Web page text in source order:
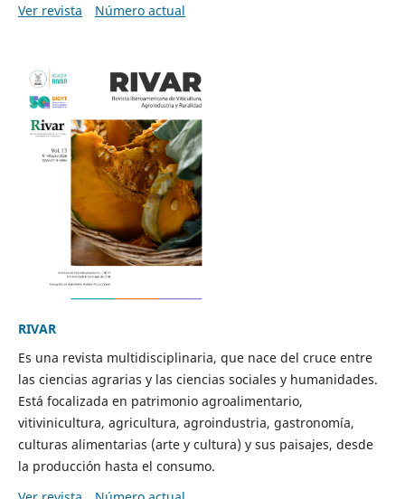
Ver revista
Número actual
RIVAR
Es una revista multidisciplinaria, que nace del cruce entre
las ciencias agrarias y las ciencias sociales y humanidades.
Está focalizada en patrimonio agroalimentario,
vitivinicultura, agricultura, agroindustria, gastronomía,
culturas alimentarias (arte y cultura) y sus paisajes, desde
la producción hasta el consumo.